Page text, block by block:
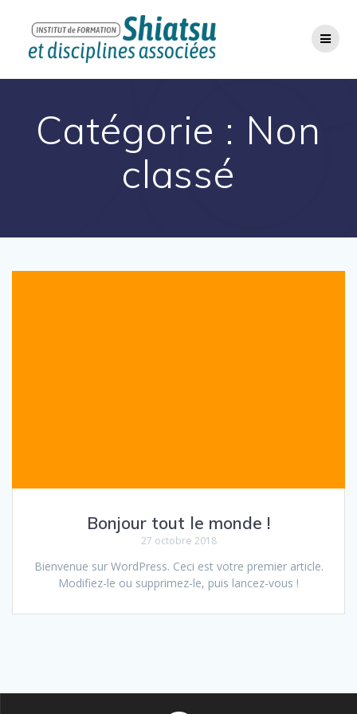
au
contenu
Catégorie : Non
classé
Bonjour tout le monde !
27 octobre 2018
Bienvenue sur WordPress. Ceci est votre premier article.
Modifiez-le ou supprimez-le, puis lancez-vous !